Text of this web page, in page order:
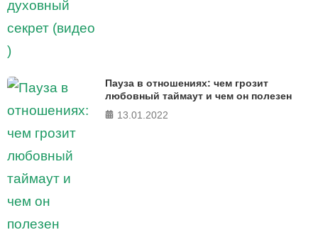
Пауза в отношениях: чем грозит
любовный таймаут и чем он полезен
13.01.2022